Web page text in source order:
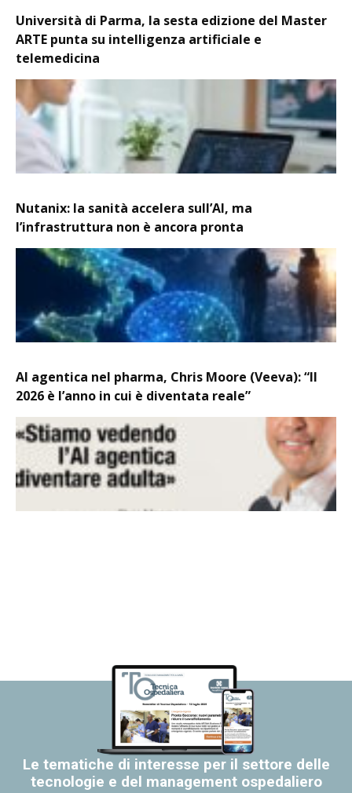
Università di Parma, la sesta edizione del Master
ARTE punta su intelligenza artificiale e
telemedicina
Nutanix: la sanità accelera sull’AI, ma
l’infrastruttura non è ancora pronta
AI agentica nel pharma, Chris Moore (Veeva): “Il
2026 è l’anno in cui è diventata reale”
Le tematiche di interesse per il settore delle
tecnologie e del management ospedaliero